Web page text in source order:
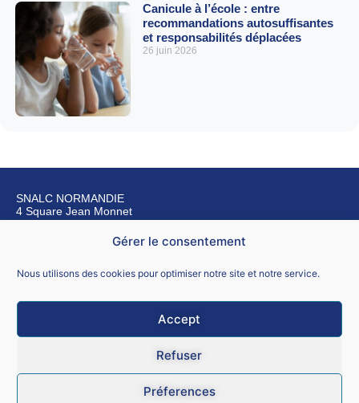
Gérer le consentement
Nous utilisons des cookies pour optimiser notre site et notre service.
Accept
Refuser
Préferences
Canicule à l’école : entre
recommandations autosuffisantes
et responsabilités déplacées
26 juin 2026
SNALC NORMANDIE
4 Square Jean Monnet
76240 BONSECOURS
CGU